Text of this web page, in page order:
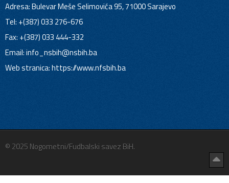
Adresa: Bulevar Meše Selimovića 95, 71000 Sarajevo
Tel: +(387) 033 276-676
Fax: +(387) 033 444-332
Email:info_nsbih@nsbih.ba
Web stranica: https://www.nfsbih.ba
© 2025 Nogometni/Fudbalski savez BiH.